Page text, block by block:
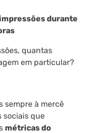
durante
quantas
em particular?
sempre à mercê
sociais que
métricas do